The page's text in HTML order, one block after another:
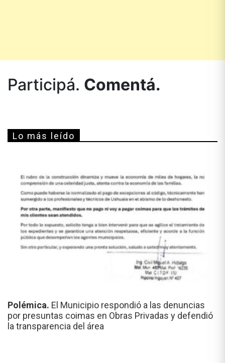
Participá. Comentá.
Lo más leído
Polémica. El Municipio respondió a las denuncias
por presuntas coimas en Obras Privadas y defendió
la transparencia del área